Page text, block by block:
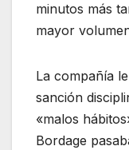
minutos más
mayor
La compañía
sanción
«malos
Bordage